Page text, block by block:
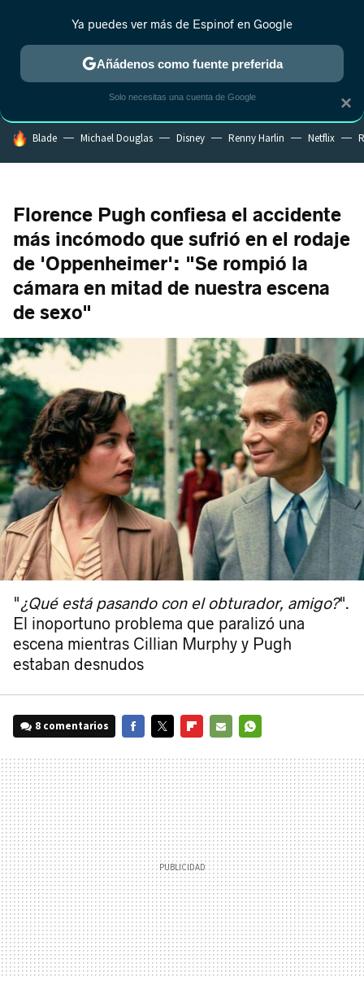
ESTRENOS REALITY ANIME RANKINGS CINE
HOY SE HABLA DE
Blade Michael Douglas Disney Renny Harlin Netflix
Florence Pugh confiesa el accidente
más incómodo que sufrió en el rodaje
de 'Oppenheimer': "Se rompió la
cámara en mitad de nuestra escena
de sexo"
"¿Qué está pasando con el obturador, amigo?".
El inoportuno problema que paralizó una
escena mientras Cillian Murphy y Pugh
estaban desnudos
8 comentarios
MAIL
×
Ya puedes ver más de Espinof en Google
Añádenos como fuente preferida
Solo necesitas una cuenta de Google